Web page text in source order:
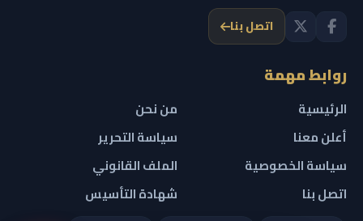
اتصل بنا
روابط مهمة
الرئيسية
من نحن
أعلن معنا
سياسة التحرير
سياسة الخصوصية
الملف القانوني
اتصل بنا
شهادة التأسيس